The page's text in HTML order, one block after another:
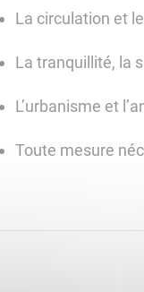
La circulation et
La tranquillité, la
L’urbanisme et
Toute mesure